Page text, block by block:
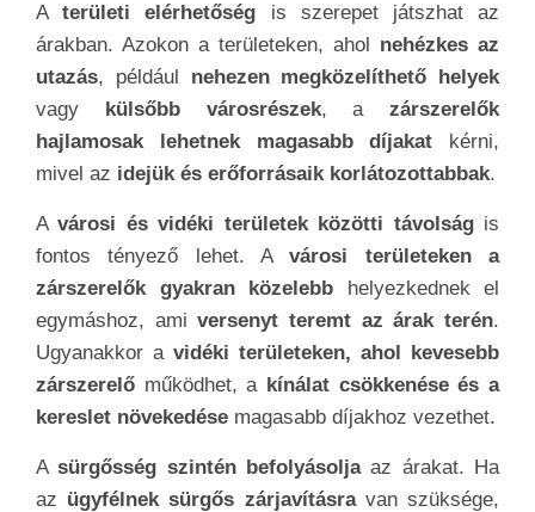
Aterületi elérhetőség is szerepet játszhat az
árakban. Azokon a területeken, ahol nehézkes az
utazás, például nehezen megközelíthető helyek
vagy külsőbb városrészek, a zárszerelők
hajlamosak lehetnek
magasabb díjakat kérni,
mivel az idejük és erőforrásaik korlátozottabbak.
Avárosi és vidéki területek közötti távolságis
fontos tényező lehet. Avárosi területeken a
zárszerelők gyakran közelebb helyezkednek el
egymáshoz, ami versenyt teremt az árak terén.
Ugyanakkor a vidéki területeken, ahol kevesebb
zárszerelő működhet, akínálat csökkenése és a
kereslet növekedése magasabb díjakhoz vezethet.
Asürgősség szintén befolyásoljaaz árakat. Ha
az ügyfélnek sürgős zárjavításravan szüksége,